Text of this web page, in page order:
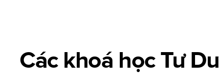
Các khoá học Tư
Advertising Design là thiết kế hình ảnh sáng tạo giúp truyền